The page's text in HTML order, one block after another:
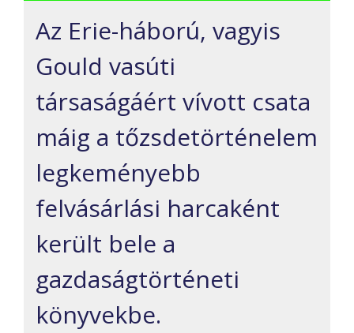
Az Erie-háború, vagyis
Gould vasúti
társaságáért vívott csata
máig a tőzsdetörténelem
legkeményebb
felvásárlási harcaként
került bele a
gazdaságtörténeti
könyvekbe.